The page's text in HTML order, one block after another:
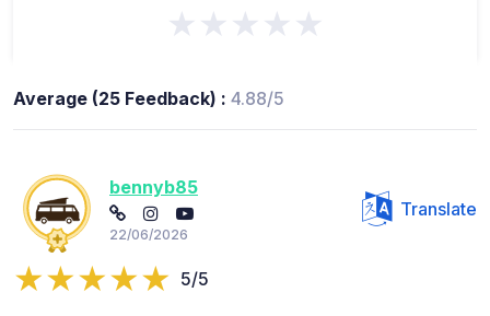
★★★★★
Average (25 Feedback) : 4.88/5
bennyb85
22/06/2026
Translate
5/5